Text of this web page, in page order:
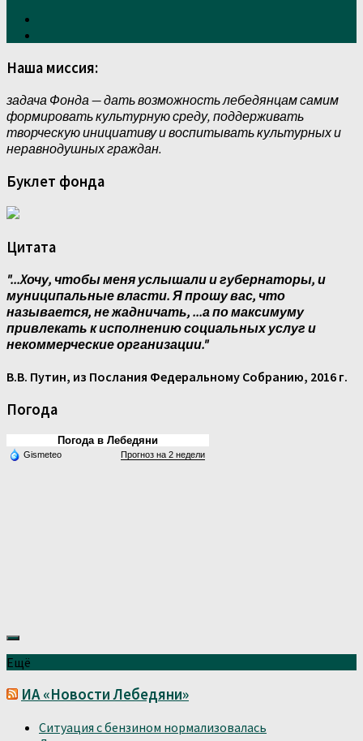
Наша миссия:
задача Фонда — дать возможность лебедянцам самим
формировать культурную среду, поддерживать
творческую инициативу и воспитывать культурных и
неравнодушных граждан.
Буклет фонда
Цитата
"...Xочу, чтобы меня услышали и губернаторы, и
муниципальные власти. Я прошу вас, что
называется, не жадничать, ...а по максимуму
привлекать к исполнению социальных услуг и
некоммерческие организации."
В.В. Путин, из Послания Федеральному Собранию, 2016 г.
Погода
Погода в Лебедяни
Gismeteo Прогноз на 2 недели
Ещё
ИА «Новости Лебедяни»
Ситуация с бензином нормализовалась